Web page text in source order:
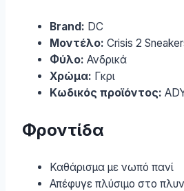
Brand: DC
Μοντέλο: Crisis 2
Φύλο: Ανδρικά
Χρώμα: Γκρι
Κωδικός προϊόντος:
Φροντίδα
Καθάρισμα με νωπό πανί
Απέφυγε πλύσιμο στο